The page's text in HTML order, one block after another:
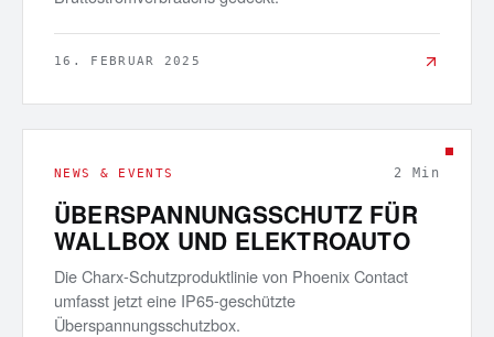
16. FEBRUAR 2025
NEWS & EVENTS 2 Min
ÜBERSPANNUNGSSCHUTZ FÜR
WALLBOX UND ELEKTROAUTO
Die Charx-Schutzproduktlinie von Phoenix Contact
umfasst jetzt eine IP65-geschützte
Überspannungsschutzbox.